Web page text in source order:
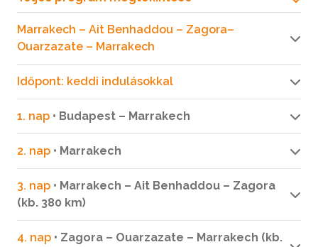
Marrakech – Ait Benhaddou – Zagora–
Ouarzazate – Marrakech
Időpont: keddi indulásokkal
1. nap • Budapest – Marrakech
2. nap • Marrakech
3. nap • Marrakech – Ait Benhaddou – Zagora
(kb. 380 km)
4. nap • Zagora – Ouarzazate – Marrakech (kb.